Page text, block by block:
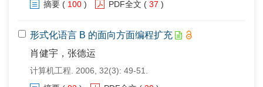
摘要 ( 100 ) PDF全文 ( 37 )
形式化语言 B 的面向方面编程扩充
肖健宇，张德运
计算机工程. 2006, 32(3): 49-51.